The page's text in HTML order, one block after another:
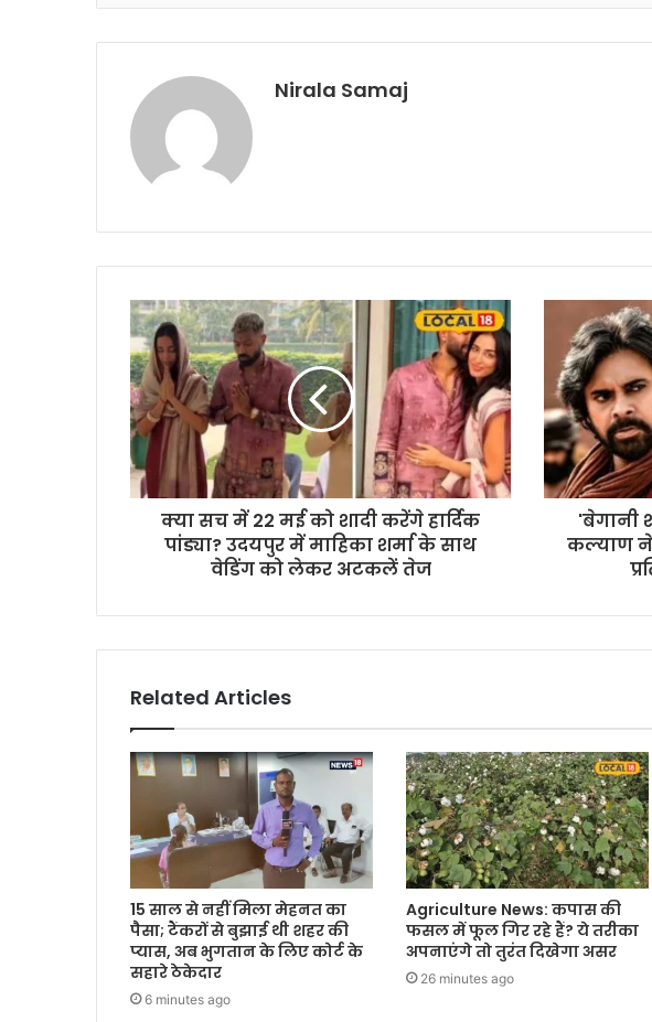
Nirala Samaj
क्या सच में 22 मई को शादी करेंगे हार्दिक
पांड्या? उदयपुर में माहिका शर्मा के साथ
वेडिंग को लेकर अटकलें तेज
'बेगानी
कल्याण ने
Related Articles
15 साल से नहीं मिला मेहनत का
पैसा; टैंकरों से बुझाई थी शहर की
प्यास, अब भुगतान के लिए कोर्ट के
सहारे ठेकेदार
6 minutes ago
Agriculture News: कपास की
फसल में फूल गिर रहे हैं? ये तरीका
अपनाएंगे तो तुरंत दिखेगा असर
26 minutes ago